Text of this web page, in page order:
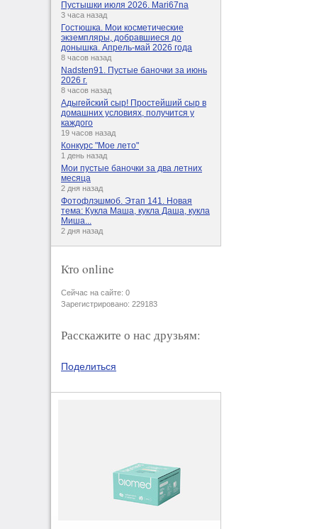
Пустышки июля 2026. Mari67na
3 часа назад
Гостюшка. Мои косметические
экземпляры, добравшиеся до
донышка. Апрель-май 2026 года
8 часов назад
Nadsten91. Пустые баночки за июнь
2026 г.
8 часов назад
Адыгейский сыр! Простейший сыр в
домашних условиях, получится у
каждого
19 часов назад
Конкурс "Мое лето"
1 день назад
Мои пустые баночки за два летних
месяца
2 дня назад
Фотофлэшмоб. Этап 141. Новая
тема: Кукла Маша, кукла Даша, кукла
Миша...
2 дня назад
Кто online
Сейчас на сайте: 0
Зарегистрировано: 229183
Расскажите о нас друзьям:
Поделиться